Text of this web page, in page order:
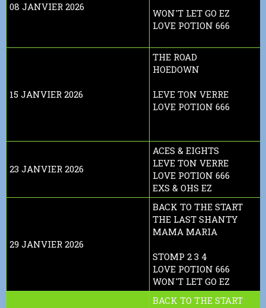
08 JANVIER 2026
WON'T LET GO EZ
LOVE POTION 666
15 JANVIER 2026
THE ROAD
HOEDOWN
LEVE TON VERRE
LOVE POTION 666
23 JANVIER 2026
ACES & EIGHTS
LEVE TON VERRE
LOVE POTION 666
EXS & OHS EZ
29 JANVIER 2026
BACK TO THE START
THE LAST SHANTY
MAMA MARIA
STOMP 2 3 4
LOVE POTION 666
WON'T LET GO EZ
BACK TO THE START